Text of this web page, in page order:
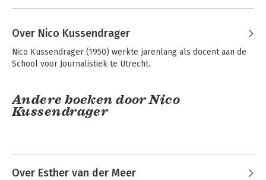
Over Nico Kussendrager
Nico Kussendrager (1950) werkte jarenlang als docent aan de
School voor Journalistiek te Utrecht.
Andere boeken door Nico
Kussendrager
Over Esther van der Meer